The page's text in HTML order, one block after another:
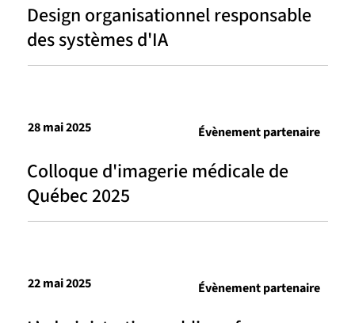
Design organisationnel responsable
des systèmes d'IA
Colloque d'imagerie médicale de
Québec 2025
28 mai 2025 Évènement partenaire
22 mai 2025 Évènement partenaire